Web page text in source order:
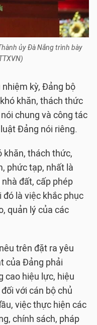
ủy Đà Nẵng trình bày
kỳ, Đảng bộ
khăn, thách thức
chung và công tác
Đảng nói riêng.
khăn, thách thức,
phức tạp, nhất là
đất, cấp phép
là việc khắc phục
quản lý của các
trên đặt ra yêu
của Đảng phải
cao hiệu lực, hiệu
với cán bộ chủ
việc thực hiện các
chính sách, pháp